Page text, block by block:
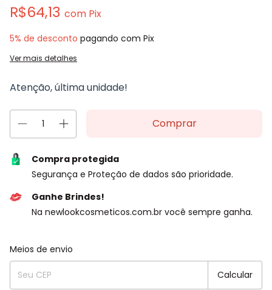
R$64,13 com Pix
5% de desconto pagando com Pix
Ver mais detalhes
Atenção, última unidade!
Compra protegida
Segurança e Proteção de dados são prioridade.
Ganhe Brindes!
Na newlookcosmeticos.com.br você sempre ganha.
Entregas para o CEP:
Meios de envio
Calcular